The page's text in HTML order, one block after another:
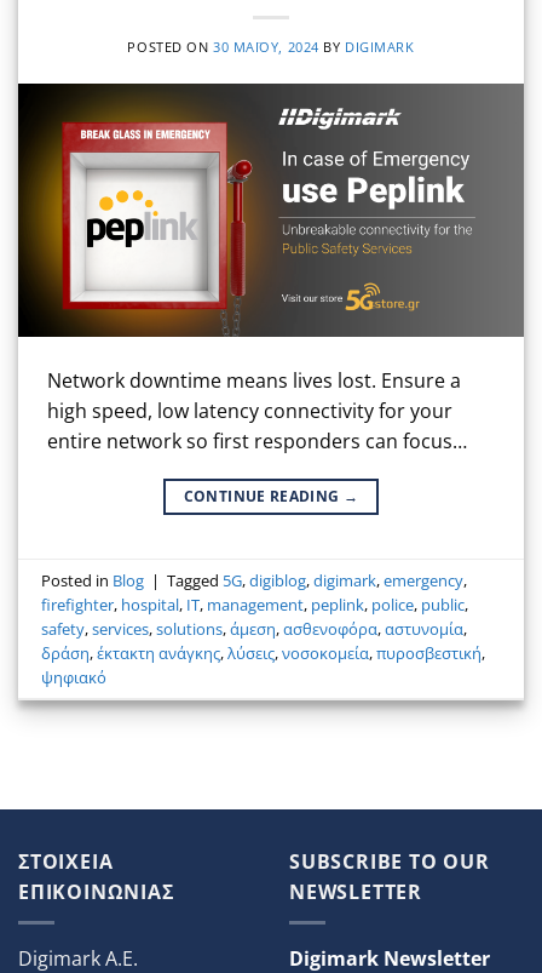
POSTED ON30 ΜΑΪ́ΟΥ, 2024 BY DIGIMARK
Network downtime means lives lost. Ensure a
high speed, low latency connectivity for your
entire network so first responders can focus…
CONTINUE READING →
Posted in Blog | Tagged 5G,digiblog,digimark,emergency,
firefighter, hospital, IT, management, peplink, police, public,
safety,services,solutions,άμεση,ασθενοφόρα,αστυνομία,
δράση,έκτακτη ανάγκης,λύσεις,νοσοκομεία,πυροσβεστική,
ψηφιακό
ΣΤΟΙΧΕΙΑ
ΕΠΙΚΟΙΝΩΝΙΑΣ
Digimark A.E.
SUBSCRIBE TO OUR
NEWSLETTER
Digimark Newsletter